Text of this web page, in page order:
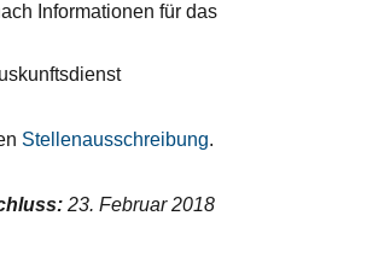
Informationen für das
Stellenausschreibung.
23. Februar 2018